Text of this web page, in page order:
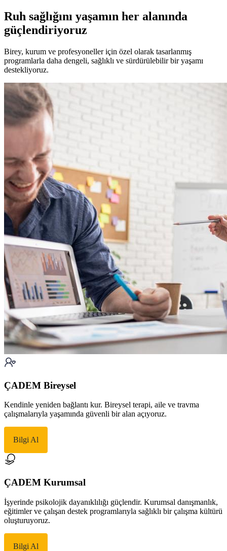
Ruh sağlığını yaşamın her alanında
güçlendiriyoruz
Birey, kurum ve profesyoneller için özel olarak tasarlanmış
programlarla daha dengeli, sağlıklı ve sürdürülebilir bir yaşamı
destekliyoruz.
ÇADEM Bireysel
Kendinle yeniden bağlantı kur. Bireysel terapi, aile ve travma
çalışmalarıyla yaşamında güvenli bir alan açıyoruz.
Bilgi Al
ÇADEM Kurumsal
İşyerinde psikolojik dayanıklılığı güçlendir. Kurumsal danışmanlık,
eğitimler ve çalışan destek programlarıyla sağlıklı bir çalışma kültürü
oluşturuyoruz.
Bilgi Al